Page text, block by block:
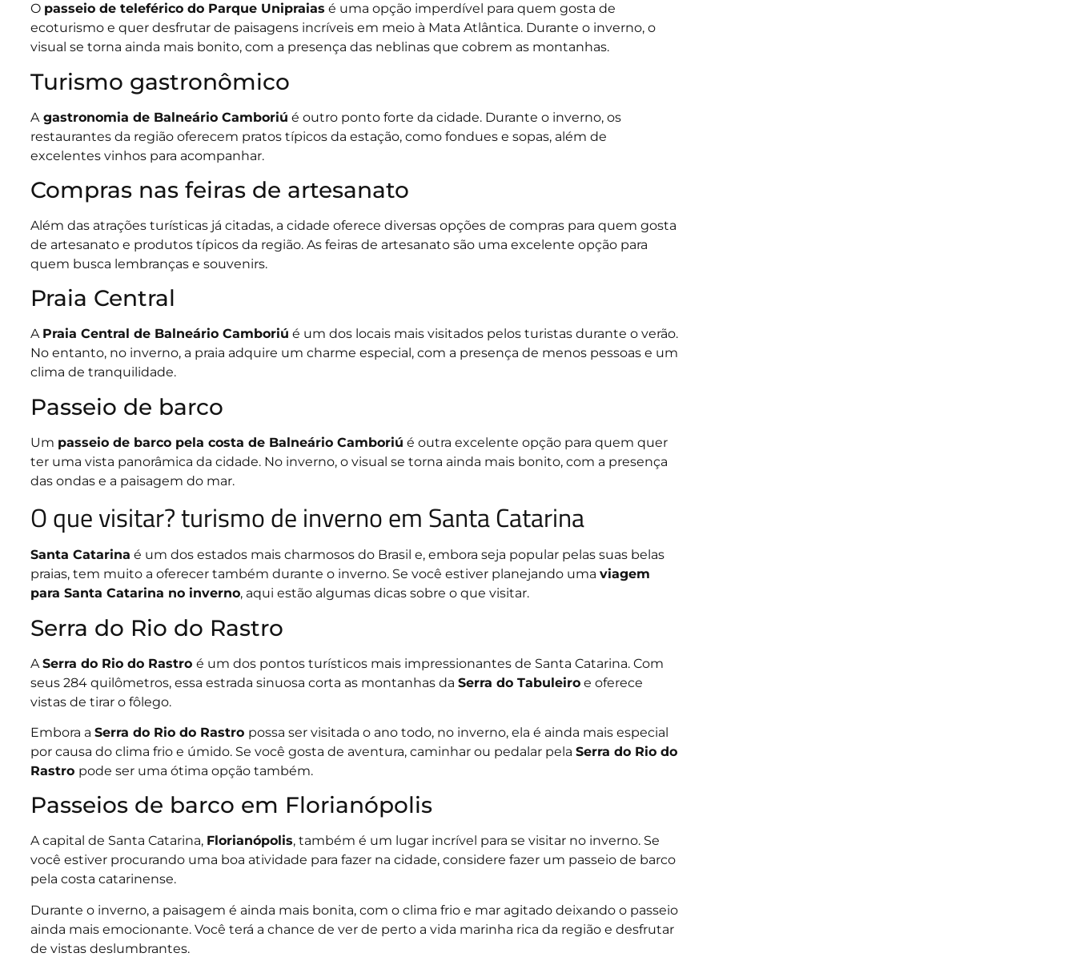
O passeio de teleférico do Parque Unipraias é uma opção imperdível para quem gosta de
ecoturismo e quer desfrutar de paisagens incríveis em meio à Mata Atlântica. Durante o inverno, o
visual se torna ainda mais bonito, com a presença das neblinas que cobrem as montanhas.
Turismo gastronômico
A gastronomia de Balneário Camboriú é outro ponto forte da cidade. Durante o inverno, os
restaurantes da região oferecem pratos típicos da estação, como fondues e sopas, além de
excelentes vinhos para acompanhar.
Compras nas feiras de artesanato
Além das atrações turísticas já citadas, a cidade oferece diversas opções de compras para quem gosta
de artesanato e produtos típicos da região. As feiras de artesanato são uma excelente opção para
quem busca lembranças e souvenirs.
Praia Central
A Praia Central de Balneário Camboriú é um dos locais mais visitados pelos turistas durante o verão.
No entanto, no inverno, a praia adquire um charme especial, com a presença de menos pessoas e um
clima de tranquilidade.
Passeio de barco
Um passeio de barco pela costa de Balneário Camboriú é outra excelente opção para quem quer
ter uma vista panorâmica da cidade. No inverno, o visual se torna ainda mais bonito, com a presença
das ondas e a paisagem do mar.
O que visitar? turismo de inverno em Santa Catarina
Santa Catarina é um dos estados mais charmosos do Brasil e, embora seja popular pelas suas belas
praias, tem muito a oferecer também durante o inverno. Se você estiver planejando uma viagem
para Santa Catarina no inverno, aqui estão algumas dicas sobre o que visitar.
Serra do Rio do Rastro
A Serra do Rio do Rastro é um dos pontos turísticos mais impressionantes de Santa Catarina. Com
seus 284 quilômetros, essa estrada sinuosa corta as montanhas da Serra do Tabuleiro e oferece
vistas de tirar o fôlego.
Embora a Serra do Rio do Rastro possa ser visitada o ano todo, no inverno, ela é ainda mais especial
por causa do clima frio e úmido. Se você gosta de aventura, caminhar ou pedalar pela Serra do Rio do
Rastro pode ser uma ótima opção também.
Passeios de barco em Florianópolis
A capital de Santa Catarina, Florianópolis, também é um lugar incrível para se visitar no inverno. Se
você estiver procurando uma boa atividade para fazer na cidade, considere fazer um passeio de barco
pela costa catarinense.
Durante o inverno, a paisagem é ainda mais bonita, com o clima frio e mar agitado deixando o passeio
ainda mais emocionante. Você terá a chance de ver de perto a vida marinha rica da região e desfrutar
de vistas deslumbrantes.